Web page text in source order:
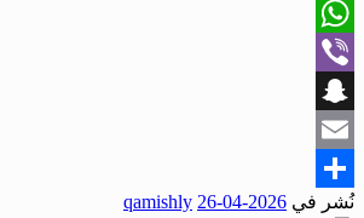
X
WhatsApp
Viber
Snapchat
Email
Share
نُشر في 2026-04-26
qamishly